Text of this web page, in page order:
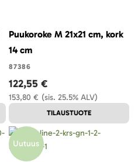
Puukoroke M 21x21 cm, kork
14 cm
87386
(sis. 25.5% ALV)
153,80 €
122,55 €
TILAUSTUOTE
Uutuus